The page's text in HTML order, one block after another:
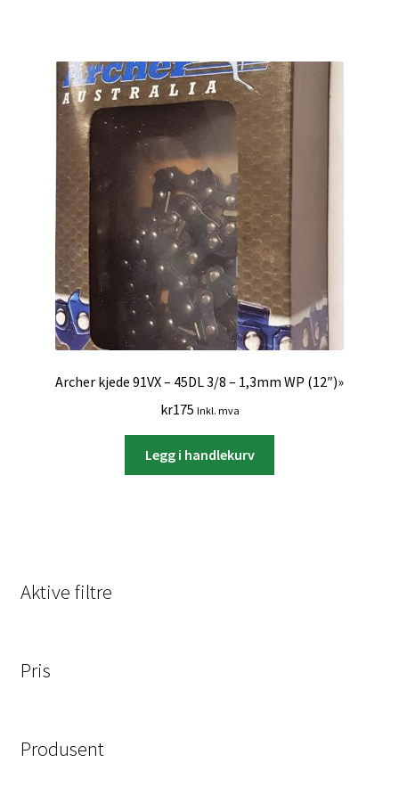
Archer kjede 91VX – 45DL 3/8 – 1,3mm WP (12″)»
kr175 Inkl. mva
Legg i handlekurv
Aktive filtre
Pris
Produsent